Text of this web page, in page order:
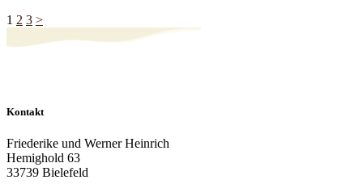
1 2 3 >
Kontakt
Friederike und Werner Heinrich
Hemighold 63
33739 Bielefeld